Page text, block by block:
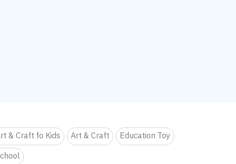
& Craft fo Kids Art & Craft
Education Toy